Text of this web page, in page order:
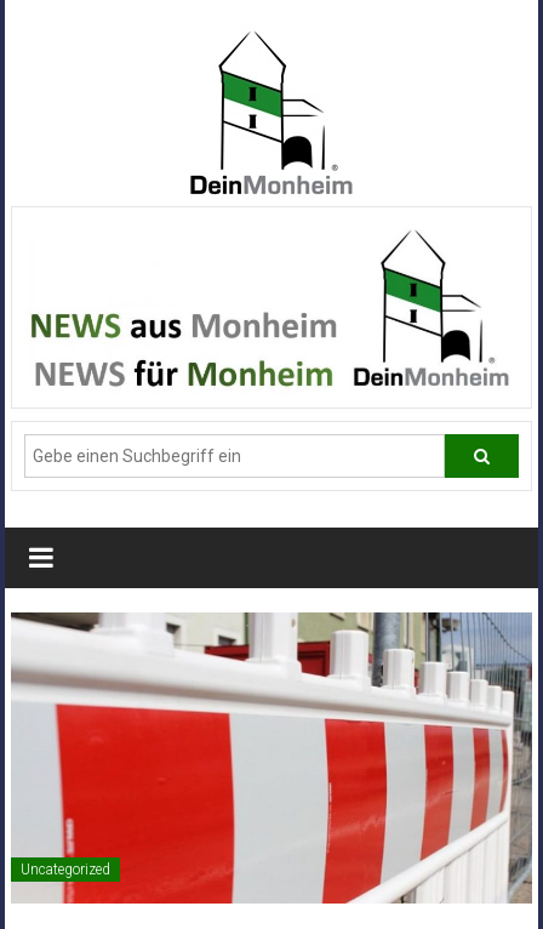
Alle
News
aus
Deiner
Stadt
Monheim
Uncategorized